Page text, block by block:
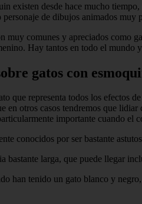
existen desde hace mucho
personaje de dibujos animados
muy comunes y apreciados como
Hay tantos en todo el mundo
gatos con
que representa todos los efectos
en otros casos tendremos que
importante cuando el
conocidos por ser bastante
bastante larga, que puede llegar
han tenido un gato blanco y